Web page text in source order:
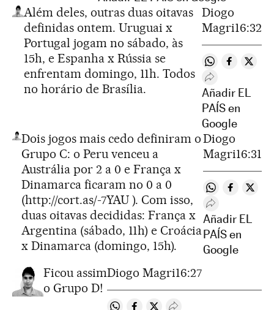
Além deles, outras duas oitavas
definidas ontem. Uruguai x
Portugal jogam no sábado, às
15h, e Espanha x Rússia se
enfrentam domingo, 11h. Todos
no horário de Brasília.
Diogo
Magri16:32
Compartir en
Compartir
Desplegar
Añadir EL
PAÍS en
Google
Dois jogos mais cedo definiram o
Grupo C: o Peru venceu a
Austrália por 2 a 0 e França x
Dinamarca ficaram no 0 a 0
(http://cort.as/-7YAU). Com isso,
duas oitavas decididas: França x
Argentina (sábado, 11h) e Croácia
x Dinamarca (domingo, 15h).
Diogo
Magri16:31
Compartir en
Desplegar
Añadir EL
PAÍS en
Google
Ficou assim
o Grupo D!
Diogo Magri16:27